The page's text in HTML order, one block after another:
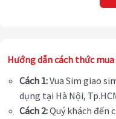
Hướng dẫn cách thức
Cách 1:Vua Sim giao
dụng tại Hà Nội,
Cách 2:Quý khách đến